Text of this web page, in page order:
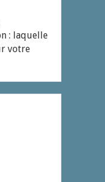
: laquelle
votre